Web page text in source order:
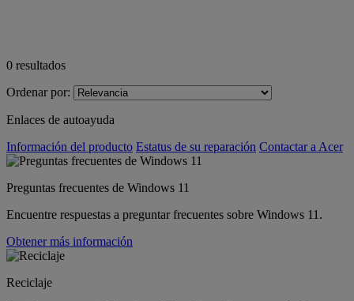
0 resultados
Ordenar por:
Enlaces de autoayuda
Información del producto Estatus de su reparación Contactar a Acer
Preguntas frecuentes de Windows 11
Encuentre respuestas a preguntar frecuentes sobre Windows 11.
Obtener más información
Reciclaje